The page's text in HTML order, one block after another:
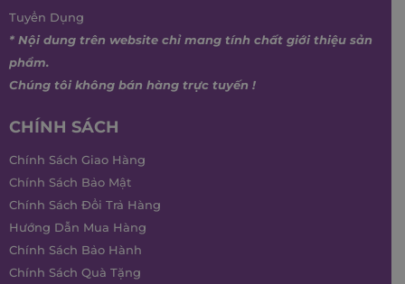
Tuyển Dụng
* Nội dung trên website chỉ mang tính chất giới thiệu sản
phẩm.
Chúng tôi không bán hàng trực tuyến !
CHÍNH SÁCH
Chính Sách Giao Hàng
Chính Sách Bảo Mật
Chính Sách Đổi Trả Hàng
Hướng Dẫn Mua Hàng
Chính Sách Bảo Hành
Chính Sách Quà Tặng